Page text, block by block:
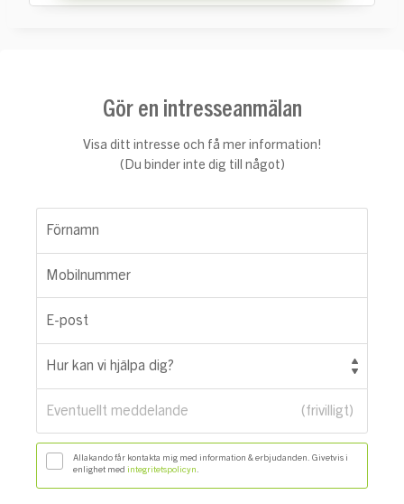
Gör en intresseanmälan
Visa ditt intresse och få mer information!
(Du binder inte dig till något)
Förnamn
Mobilnummer
E-post
Hur kan vi hjälpa dig?
Eventuellt meddelande
Allakando får kontakta mig med information & erbjudanden. Givetvis i
enlighet med integritetspolicyn